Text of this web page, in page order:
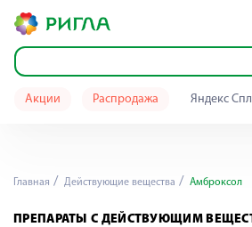
Акции Распродажа Яндекс
Главная Действующие вещества Амброксол
ПРЕПАРАТЫ С ДЕЙСТВУЮЩИМ